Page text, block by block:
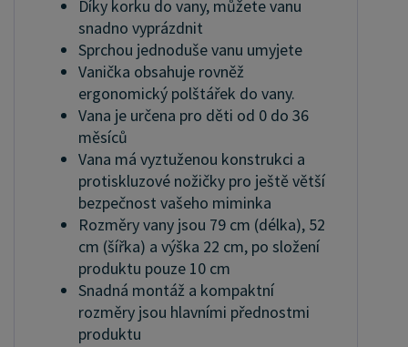
Díky korku do vany, můžete vanu
snadno vyprázdnit
Sprchou jednoduše vanu umyjete
Vanička obsahuje rovněž
ergonomický polštářek do vany.
Vana je určena pro děti od 0 do 36
měsíců
Vana má vyztuženou konstrukci a
protiskluzové nožičky pro ještě větší
bezpečnost vašeho miminka
Rozměry vany jsou 79 cm (délka), 52
cm (šířka) a výška 22 cm, po složení
produktu pouze 10 cm
Snadná montáž a kompaktní
rozměry jsou hlavními přednostmi
produktu